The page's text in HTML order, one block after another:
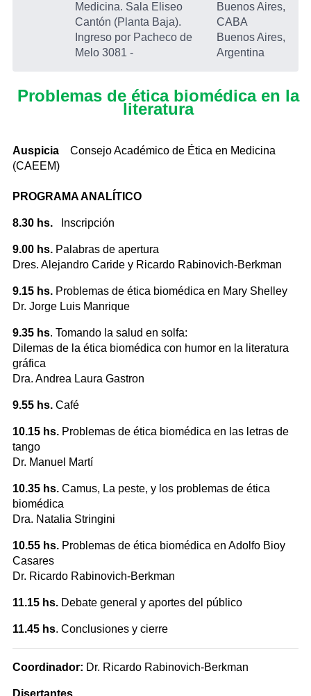
Medicina. Sala Eliseo
Cantón (Planta Baja).
Ingreso por Pacheco de
Melo 3081 -
Buenos Aires,
CABA
Buenos Aires,
Argentina
Problemas de ética biomédica en la
literatura
Auspicia Consejo Académico de Ética en Medicina
(CAEEM)
PROGRAMA ANALÍTICO
8.30 hs. Inscripción
9.00 hs. Palabras de apertura
Dres. Alejandro Caride y Ricardo Rabinovich-Berkman
9.15 hs. Problemas de ética biomédica en Mary Shelley
Dr. Jorge Luis Manrique
9.35 hs. Tomando la salud en solfa:
Dilemas de la ética biomédica con humor en la literatura
gráfica
Dra. Andrea Laura Gastron
9.55 hs. Café
10.15 hs. Problemas de ética biomédica en las letras de
tango
Dr. Manuel Martí
10.35 hs. Camus, La peste, y los problemas de ética
biomédica
Dra. Natalia Stringini
10.55 hs. Problemas de ética biomédica en Adolfo Bioy
Casares
Dr. Ricardo Rabinovich-Berkman
11.15 hs. Debate general y aportes del público
11.45 hs. Conclusiones y cierre
Coordinador: Dr. Ricardo Rabinovich-Berkman
Disertantes